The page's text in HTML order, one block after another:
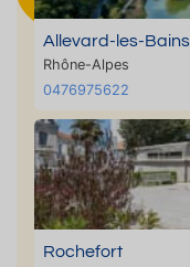
Allevard-les-Bains
Rhône-Alpes
0476975622
Rochefort